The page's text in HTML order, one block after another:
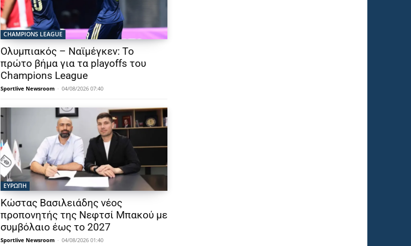
CHAMPIONS LEAGUE
Ολυμπιακός – Ναϊμέγκεν: Το
πρώτο βήμα για τα playoffs του
Champions League
Sportlive Newsroom - 04/08/2026 07:40
ΕΥΡΩΠΗ
Κώστας Βασιλειάδης νέος
προπονητής της Νεφτσί Μπακού με
συμβόλαιο έως το 2027
Sportlive Newsroom - 04/08/2026 01:40